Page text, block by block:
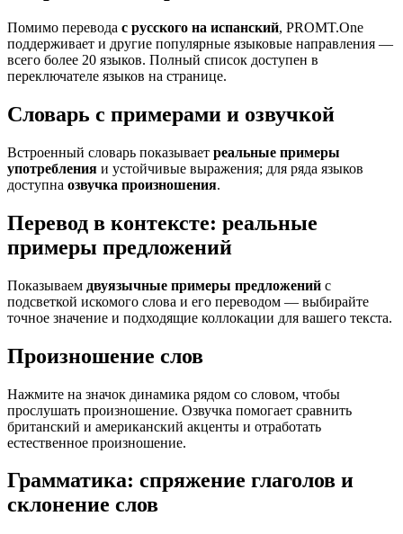
Помимо перевода с русского на испанский, PROMT.One
поддерживает и другие популярные языковые направления —
всего более 20 языков. Полный список доступен в
переключателе языков на странице.
Словарь с примерами и озвучкой
Встроенный словарь показывает реальные примеры
употребления и устойчивые выражения; для ряда языков
доступна озвучка произношения.
Перевод в контексте: реальные
примеры предложений
Показываем двуязычные примеры предложений с
подсветкой искомого слова и его переводом — выбирайте
точное значение и подходящие коллокации для вашего текста.
Произношение слов
Нажмите на значок динамика рядом со словом, чтобы
прослушать произношение. Озвучка помогает сравнить
британский и американский акценты и отработать
естественное произношение.
Грамматика: спряжение глаголов и
склонение слов